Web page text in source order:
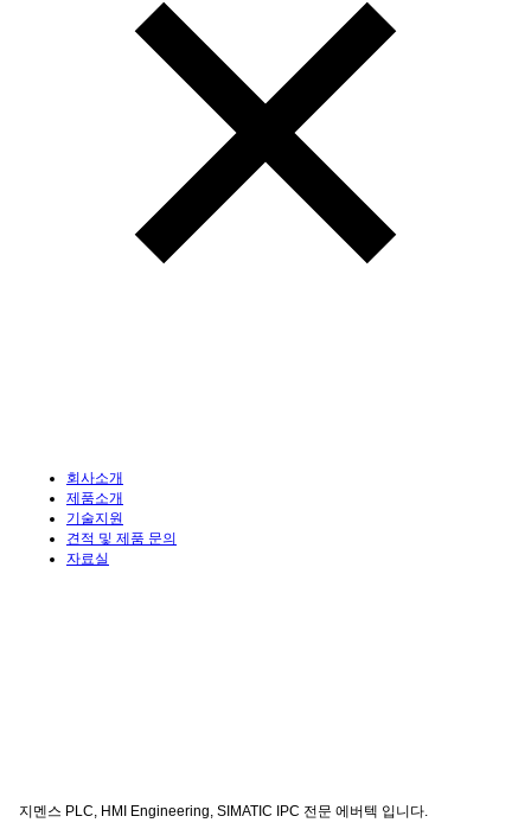
회사소개
제품소개
기술지원
견적 및 제품 문의
자료실
지멘스 PLC, HMI Engineering, SIMATIC IPC 전문 에버텍 입니다.